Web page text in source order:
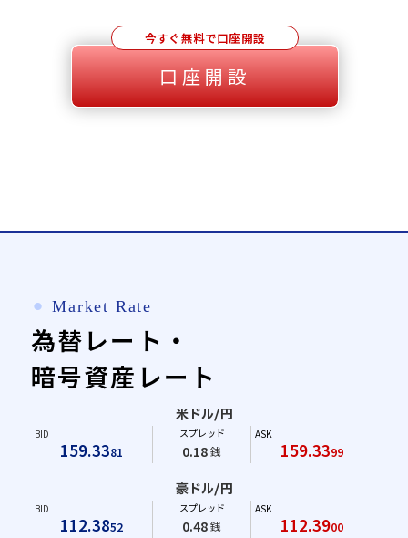
今すぐ無料で口座開設
口座開設
⚫︎ Market Rate
為替レート・
暗号資産レート
米ドル/円
BID
159.3381
スプレッド
0.18銭
ASK
159.3399
豪ドル/円
BID
112.3852
スプレッド
0.48銭
ASK
112.3900